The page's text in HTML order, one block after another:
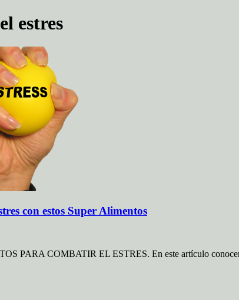
estres
con estos Super Alimentos
PARA COMBATIR EL ESTRES. En este artículo